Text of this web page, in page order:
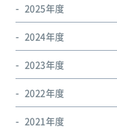
2025年度
2024年度
2023年度
2022年度
2021年度